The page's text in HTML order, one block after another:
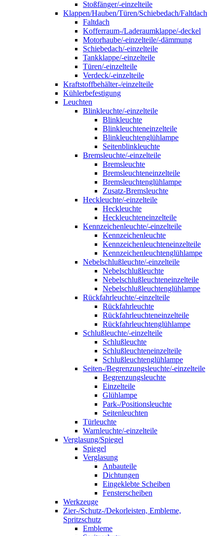
Stoßfänger/-einzelteile
Klappen/Hauben/Türen/Schiebedach/Faltdach
Faltdach
Kofferraum-/Laderaumklappe/-deckel
Motorhaube/-einzelteile/-dämmung
Schiebedach/-einzelteile
Tankklappe/-einzelteile
Türen/-einzelteile
Verdeck/-einzelteile
Kraftstoffbehälter-/einzelteile
Kühlerbefestigung
Leuchten
Blinkleuchte/-einzelteile
Blinkleuchte
Blinkleuchteneinzelteile
Blinkleuchtenglühlampe
Seitenblinkleuchte
Bremsleuchte/-einzelteile
Bremsleuchte
Bremsleuchteneinzelteile
Bremsleuchtenglühlampe
Zusatz-Bremsleuchte
Heckleuchte/-einzelteile
Heckleuchte
Heckleuchteneinzelteile
Kennzeichenleuchte/-einzelteile
Kennzeichenleuchte
Kennzeichenleuchteneinzelteile
Kennzeichenleuchtenglühlampe
Nebelschlußleuchte/-einzelteile
Nebelschlußleuchte
Nebelschlußleuchteneinzelteile
Nebelschlußleuchtenglühlampe
Rückfahrleuchte/-einzelteile
Rückfahrleuchte
Rückfahrleuchteneinzelteile
Rückfahrleuchtenglühlampe
Schlußleuchte/-einzelteile
Schlußleuchte
Schlußleuchteneinzelteile
Schlußleuchtenglühlampe
Seiten-/Begrenzungsleuchte/-einzelteile
Begrenzungsleuchte
Einzelteile
Glühlampe
Park-/Positionsleuchte
Seitenleuchten
Türleuchte
Warnleuchte/-einzelteile
Verglasung/Spiegel
Spiegel
Verglasung
Anbauteile
Dichtungen
Eingeklebte Scheiben
Fensterscheiben
Werkzeuge
Zier-/Schutz-/Dekorleisten, Embleme,
Spritzschutz
Embleme